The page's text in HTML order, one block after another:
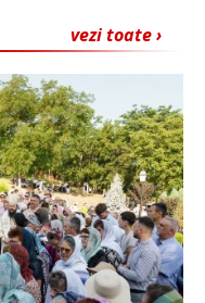
vezi toate ›